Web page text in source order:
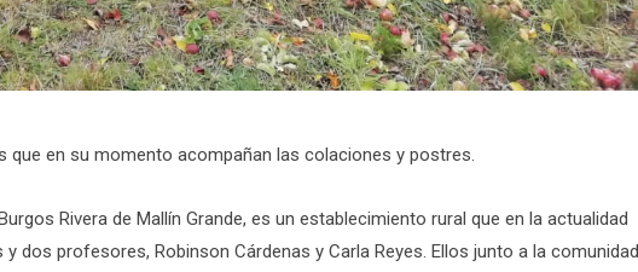
que en su momento acompañan las colaciones y postres.
Rivera de Mallín Grande, es un establecimiento rural que en la actualidad
dos profesores, Robinson Cárdenas y Carla Reyes. Ellos junto a la comunidad